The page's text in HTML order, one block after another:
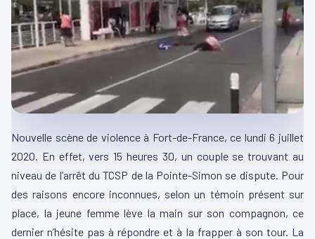
Nouvelle scène de violence à Fort-de-France, ce lundi 6 juillet
2020. En effet, vers 15 heures 30, un couple se trouvant au
niveau de l’arrêt du TCSP de la Pointe-Simon se dispute. Pour
des raisons encore inconnues, selon un témoin présent sur
place, la jeune femme lève la main sur son compagnon, ce
dernier n’hésite pas à répondre et à la frapper à son tour. La